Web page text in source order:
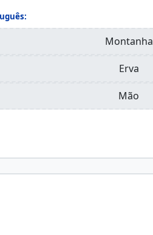
Montanha
Erva
Mão